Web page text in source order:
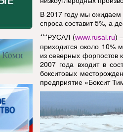
В 2017 году мы ожидаем
спроса составит 5%, а
***РУСАЛ (www.rusal.ru)
приходится около 10%
из северных форпостов
2007 года входит в
бокситовых
предприятие «Боксит